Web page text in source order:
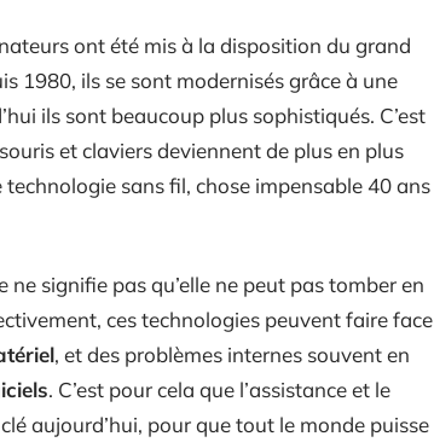
ont été mis à la disposition du grand
1980, ils se sont modernisés grâce à une
ils sont beaucoup plus sophistiqués. C’est
et claviers deviennent de plus en plus
sans fil, chose impensable 40 ans
signifie pas qu’elle ne peut pas tomber en
ces technologies peuvent faire face
, et des problèmes internes souvent en
. C’est pour cela que l’assistance et le
aujourd’hui, pour que tout le monde puisse